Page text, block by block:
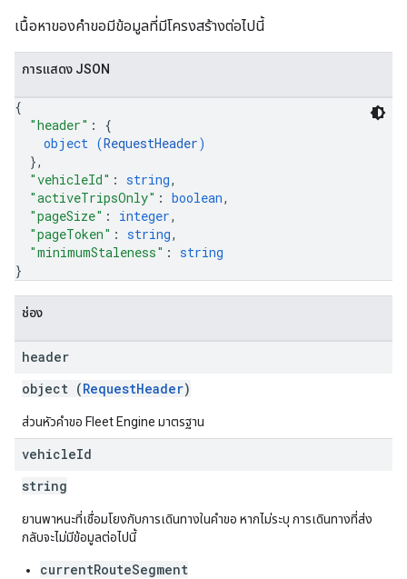
เนื้อหาของคำขอมีข้อมูลที่มีโครงสร้างต่อไปนี้
การแสดง JSON
{
"header" : {
object (RequestHeader)
},
"vehicleId" : string,
"activeTripsOnly" : boolean,
"pageSize" : integer,
"pageToken" : string,
"minimumStaleness" : string
}
ช่อง
header
object (RequestHeader)
ส่วนหัวคำขอ Fleet Engine มาตรฐาน
vehicleId
string
ยานพาหนะที่เชื่อมโยงกับการเดินทางในคำขอ หากไม่ระบุ การเดินทางที่ส่ง
กลับจะไม่มีข้อมูลต่อไปนี้
currentRouteSegment